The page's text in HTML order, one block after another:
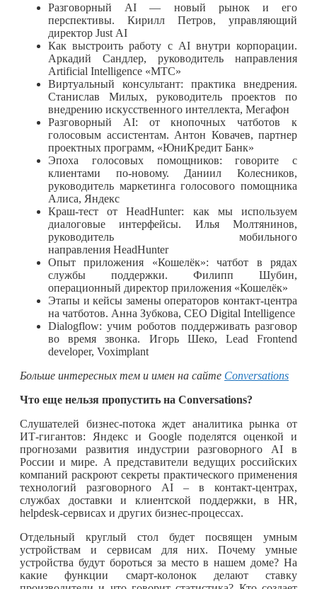
Разговорный AI — новый рынок и его
перспективы. Кирилл Петров, управляющий
директор Just AI
Как выстроить работу с AI внутри корпорации.
Аркадий Сандлер, руководитель направления
Artificial Intelligence «МТС»
Виртуальный консультант: практика внедрения.
Станислав Милых, руководитель проектов по
внедрению искусственного интеллекта, Мегафон
Разговорный AI: от кнопочных чатботов к
голосовым ассистентам. Антон Ковачев, партнер
проектных программ, «ЮниКредит Банк»
Эпоха голосовых помощников: говорите с
клиентами по-новому. Даниил Колесников,
руководитель маркетинга голосового помощника
Алиса, Яндекс
Краш-тест от HeadHunter: как мы используем
диалоговые интерфейсы. Илья Молтянинов,
руководитель мобильного
направления HeadHunter
Опыт приложения «Кошелёк»: чатбот в рядах
службы поддержки. Филипп Шубин,
операционный директор приложения «Кошелёк»
Этапы и кейсы замены операторов контакт-центра
на чатботов. Анна Зубкова, CEO Digital Intelligence
Dialogflow: учим роботов поддерживать разговор
во время звонка. Игорь Шеко, Lead Frontend
developer, Voximplant
Больше интересных тем и имен на сайте Conversations
Что еще нельзя пропустить на Conversations?
Слушателей бизнес-потока ждет аналитика рынка от
ИТ-гигантов: Яндекс и Google поделятся оценкой и
прогнозами развития индустрии разговорного AI в
России и мире. А представители ведущих российских
компаний раскроют секреты практического применения
технологий разговорного AI – в контакт-центрах,
службах доставки и клиентской поддержки, в HR,
helpdesk-сервисах и других бизнес-процессах.
Отдельный круглый стол будет посвящен умным
устройствам и сервисам для них. Почему умные
устройства будут бороться за место в нашем доме? На
какие функции смарт-колонок делают ставку